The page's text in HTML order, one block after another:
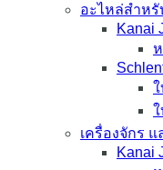
อะไหล่สำหรั
Kanai
เครื่องจักร
Kanai